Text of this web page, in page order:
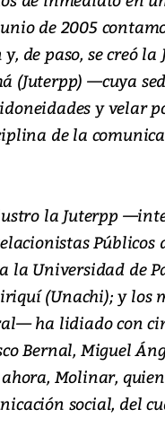
de 2005
de paso, se creó la
(Juterpp) —cuya
y velar
de la
la Juterpp
Públicos
la Universidad de
(Unachi); y los
ha lidiado con
Bernal, Miguel
Molinar,
social, del